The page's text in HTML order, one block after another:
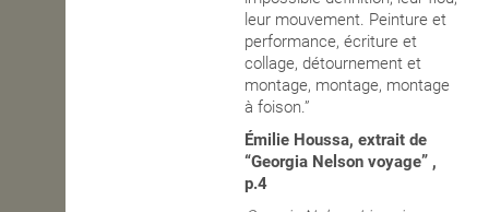
leur mouvement. Peinture et
performance, écriture et
collage, détournement et
montage, montage, montage
à foison.”
Émilie Houssa, extrait de
“Georgia Nelson voyage” ,
p.4